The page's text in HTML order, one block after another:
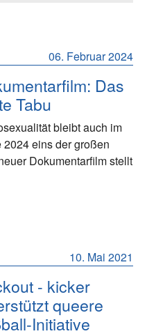
06. Februar 2024
Das
Tabu
bleibt auch im
2024 eins der großen
Dokumentarfilm stellt
10. Mai 2021
- kicker
queere
Initiative